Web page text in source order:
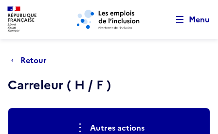
Aller au menu principal Aller au contenu principal
Menu
Retour
Carreleur ( H / F )
Actions rapidesAutres actions
Retour au début de la page
Panneau de gestion des cookies